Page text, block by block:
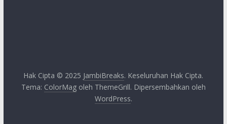
Hak Cipta © 2025 JambiBreaks. Keseluruhan Hak Cipta.
Tema: ColorMagoleh ThemeGrill. Dipersembahkan oleh
WordPress.